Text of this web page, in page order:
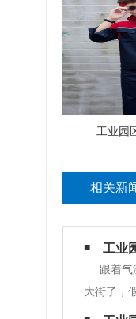
工业园
相关新
工业
跟着
大街了，
辜负了